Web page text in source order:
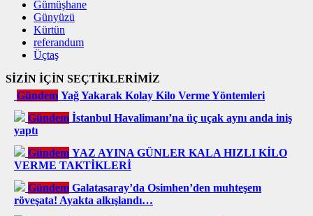
Gümüşhane
Günyüzü
Kürtün
referandum
Üçtaş
SİZİN İÇİN SEÇTİKLERİMİZ
Gündem Yağ Yakarak Kolay Kilo Verme Yöntemleri
Gündem İstanbul Havalimanı’na üç uçak aynı anda iniş
yaptı
Gündem YAZ AYINA GÜNLER KALA HIZLI KİLO
VERME TAKTİKLERİ
Gündem Galatasaray’da Osimhen’den muhteşem
röveşata! Ayakta alkışlandı…